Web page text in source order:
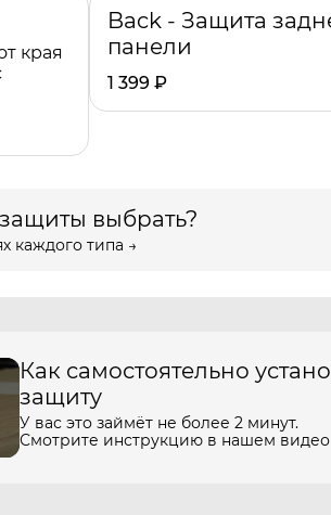
края
Back - Защита
панели
1 399 ₽
выбрать?
каждого типа →
Как самостоятельно
защиту
У вас это займёт не более 2 минут.
Смотрите инструкцию в нашем видео